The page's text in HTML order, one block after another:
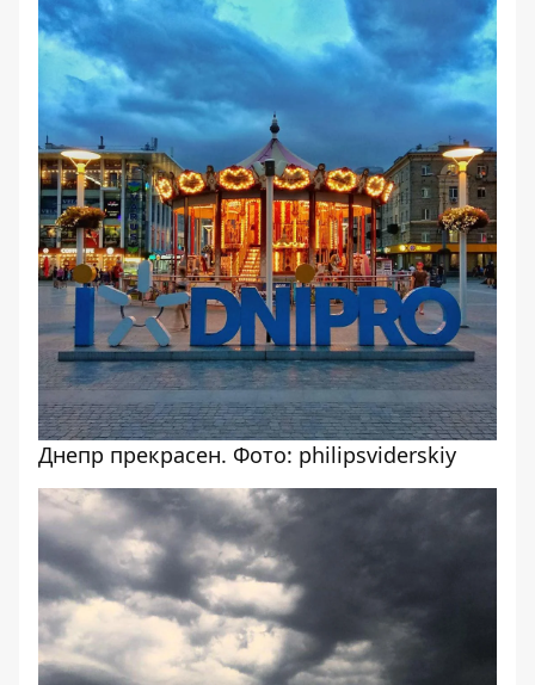
Днепр прекрасен. Фото: philipsviderskiy